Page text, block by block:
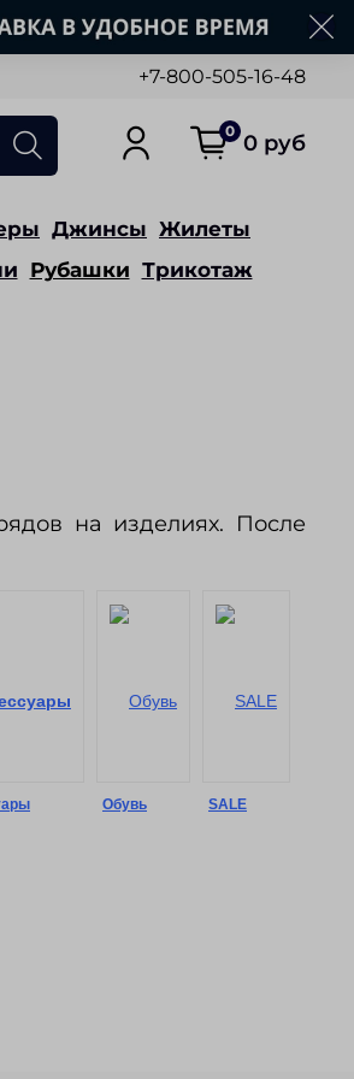
+7-800-505-16-48
0 0 руб
Джинсы Жилеты
Рубашки Трикотаж
на изделиях. После
Обувь SALE